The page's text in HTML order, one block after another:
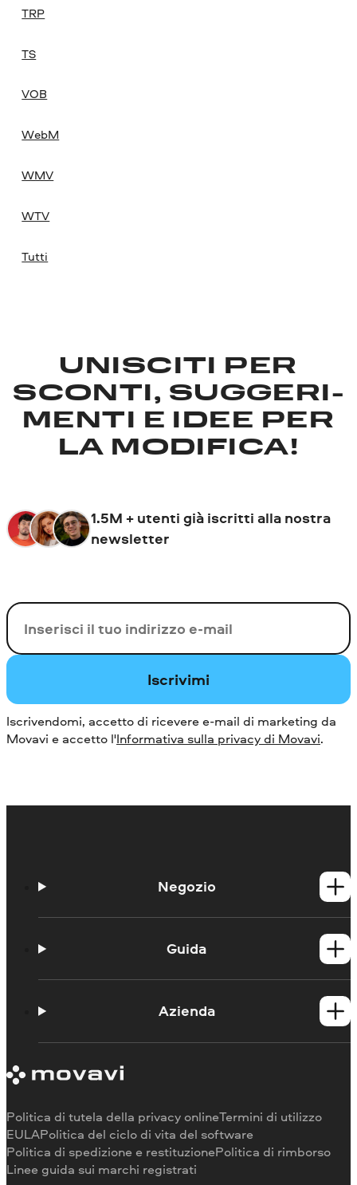
TRP
TS
VOB
WebM
WMV
WTV
Tutti
UNISCITI PER
SCONTI, SUGGERI­
MENTI E IDEE PER
LA MODIFICA!
1.5M + utenti già iscritti alla nostra
newsletter
La tua e-mail
Iscrivimi
Iscrivendomi, accetto di ricevere e-mail di marketing da
Movavi e accetto l'Informativa sulla privacy di Movavi.
Negozio
Prodotti per Mac
Guida
Portale didattico
Limitazioni della versione di prova
Rimborso
Azienda
Testimonianze
Perché scegliere noi
Per il lavoro
Politica di tutela della privacy onlineTermini di utilizzo
EULAPolitica del ciclo di vita del software
Politica di spedizione e restituzionePolitica di rimborso
Linee guida sui marchi registrati